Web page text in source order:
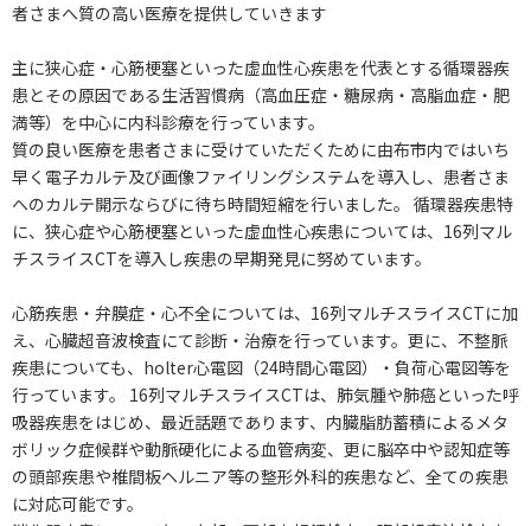
者さまへ質の高い医療を提供していきます
主に狭心症・心筋梗塞といった虚血性心疾患を代表とする循環器疾
患とその原因である生活習慣病（高血圧症・糖尿病・高脂血症・肥
満等）を中心に内科診療を行っています。
質の良い医療を患者さまに受けていただくために由布市内ではいち
早く電子カルテ及び画像ファイリングシステムを導入し、患者さま
へのカルテ開示ならびに待ち時間短縮を行いました。 循環器疾患特
に、狭心症や心筋梗塞といった虚血性心疾患については、16列マル
チスライスCTを導入し疾患の早期発見に努めています。
心筋疾患・弁膜症・心不全については、16列マルチスライスCTに加
え、心臓超音波検査にて診断・治療を行っています。更に、不整脈
疾患についても、holter心電図（24時間心電図）・負荷心電図等を
行っています。 16列マルチスライスCTは、肺気腫や肺癌といった呼
吸器疾患をはじめ、最近話題であります、内臓脂肪蓄積によるメタ
ボリック症候群や動脈硬化による血管病変、更に脳卒中や認知症等
の頭部疾患や椎間板ヘルニア等の整形外科的疾患など、全ての疾患
に対応可能です。